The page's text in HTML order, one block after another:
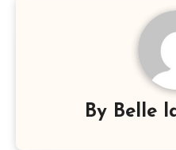
By Belle